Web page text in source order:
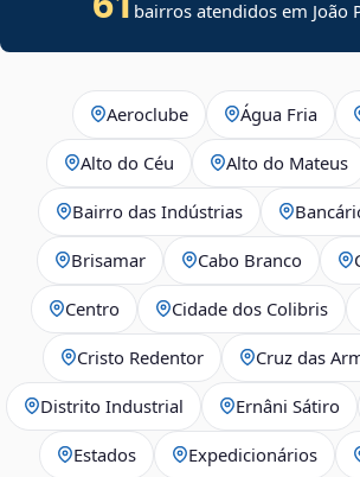
bairros atendidos em João
Aeroclube Água Fria
Alto do Céu Alto do Mateus
Bairro das Indústrias
Brisamar Cabo Branco
Centro Cidade dos Colibris
Cristo Redentor Cruz das
Distrito Industrial Ernâni Sátiro
Estados Expedicionários